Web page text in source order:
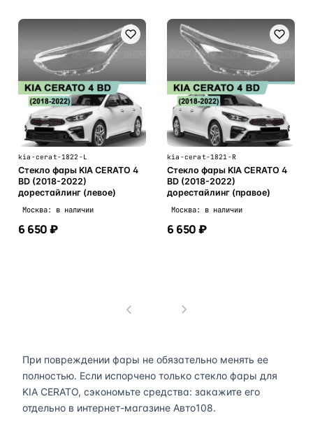
kia-cerat-1822-L
Стекло фары KIA CERATO 4
BD (2018-2022)
дорестайлинг (левое)
Москва: в наличии
6 650 ₽
kia-cerat-1821-R
Стекло фары KIA CERATO 4
BD (2018-2022)
дорестайлинг (правое)
Москва: в наличии
6 650 ₽
При повреждении фары не обязательно менять ее
полностью. Если испорчено только стекло фары для
KIA CERATO, сэкономьте средства: закажите его
отдельно в интернет-магазине Авто108.